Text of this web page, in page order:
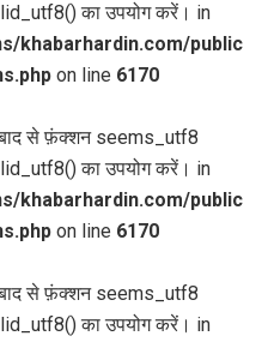
का उपयोग करें। in
khabarhardin.com/public
on line 6170
से फ़ंक्शन seems_utf8
का उपयोग करें। in
khabarhardin.com/public
on line 6170
से फ़ंक्शन seems_utf8
का उपयोग करें। in